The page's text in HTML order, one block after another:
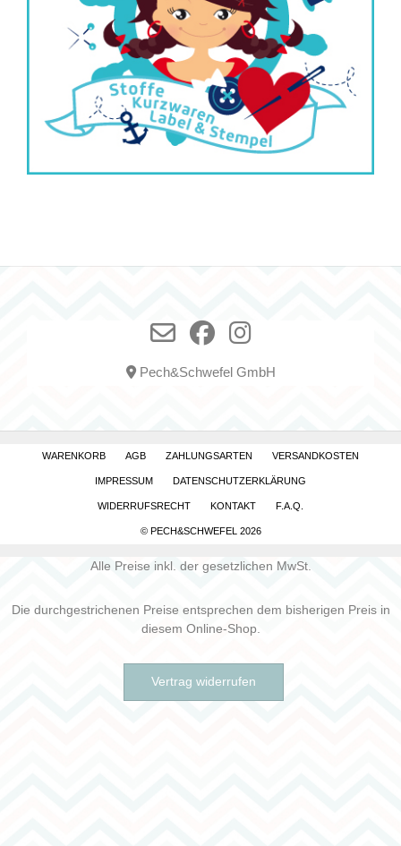
Pech&Schwefel GmbH
WARENKORB AGB ZAHLUNGSARTEN VERSANDKOSTEN
IMPRESSUM DATENSCHUTZERKLÄRUNG
WIDERRUFSRECHT KONTAKT F.A.Q.
© PECH&SCHWEFEL 2026
Alle Preise inkl. der gesetzlichen MwSt.
Die durchgestrichenen Preise entsprechen dem bisherigen Preis in
diesem Online-Shop.
Vertrag widerrufen